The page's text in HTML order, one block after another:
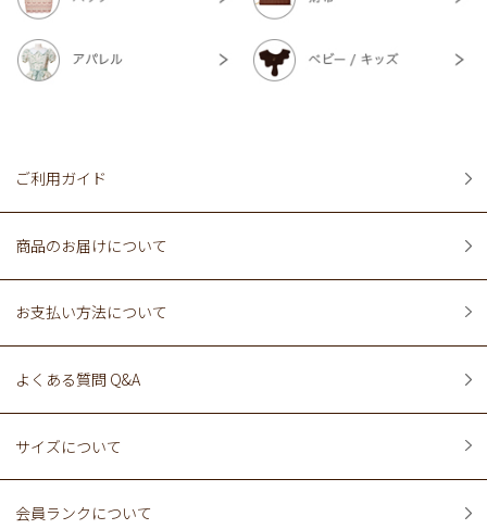
ご利用ガイド
商品のお届けについて
お支払い方法について
よくある質問 Q&A
サイズについて
会員ランクについて